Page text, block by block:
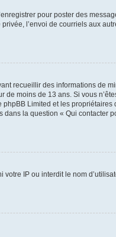
pour poster des
l’envoi de courriels aux
recueillir des informations de
moins de 13 ans. Si vous
Limited et les
la question « Qui contacter
IP ou interdit le nom